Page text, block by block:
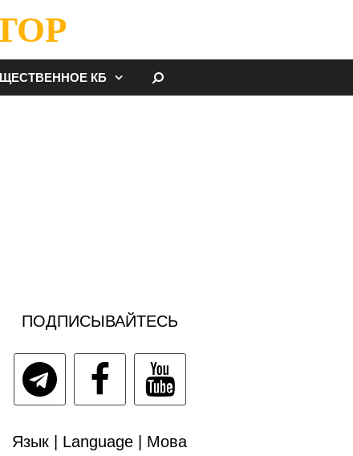
КБ
ПОДПИСЫВАЙТЕСЬ
Язык | Language | Мова